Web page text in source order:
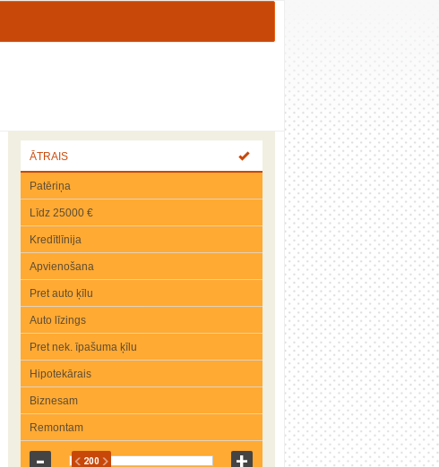
ĀTRAIS
Patēriņa
Līdz 25000 €
Kredītlīnija
Apvienošana
Pret auto ķīlu
Auto līzings
Pret nek. īpašuma ķīlu
Hipotekārais
Biznesam
Remontam
200